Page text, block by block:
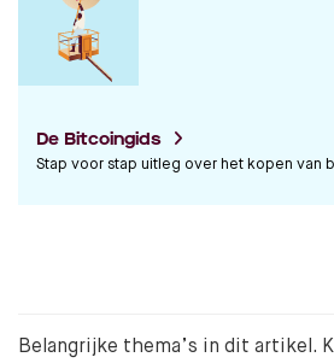
De Bitcoingids
Stap voor stap uitleg over het kopen van
Belangrijke thema’s in dit artikel.